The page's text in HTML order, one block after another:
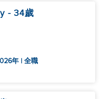
- 34歲
年 | 全職